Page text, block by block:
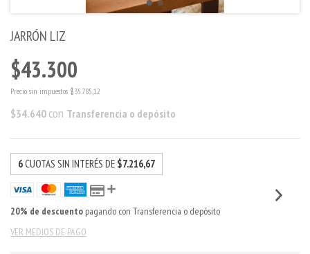
JARRÓN LIZ
$43.300
Precio sin impuestos $35.785,12
$34.640 con Transferencia o depósito
6CUOTAS SIN INTERÉS DE $7.216,67
20% de descuento pagando con Transferencia o depósito
VER MEDIOS DE PAGO